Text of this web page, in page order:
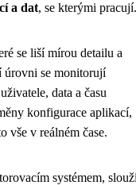
a dat, se kterými pracují.
se liší mírou detailu a
úrovni se monitorují
data a času
konfigurace aplikací,
vše v reálném čase.
systémem,